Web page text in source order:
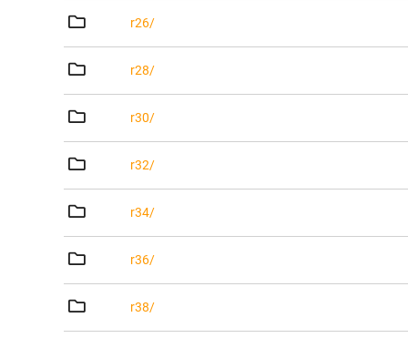
r26/
r28/
r30/
r32/
r34/
r36/
r38/